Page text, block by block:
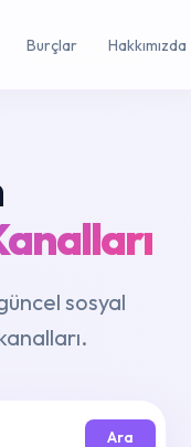
Burçlar Hakkımızda
sosyal
Ara